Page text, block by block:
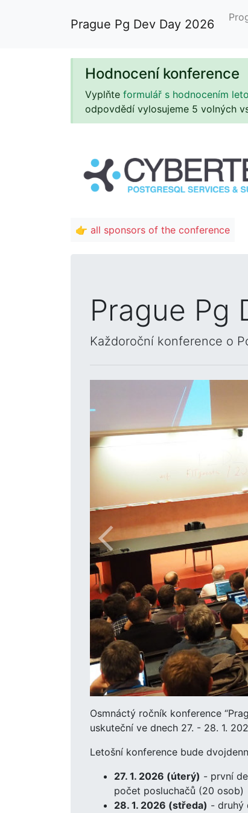
Prague Pg Dev Day 2026
Hodnocení konference
Vyplňte formulář s hodnocením
odpovdědí vylosujeme 5 volných
👉 all sponsors of the conference
Prague Pg
Každoroční konference o
Osmnáctý ročník konference
uskuteční ve dnech 27. - 28. 1.
Letošní konference bude
27. 1. 2026 (úterý) - první
počet posluchačů (20 osob)
28. 1. 2026 (středa) - druhý